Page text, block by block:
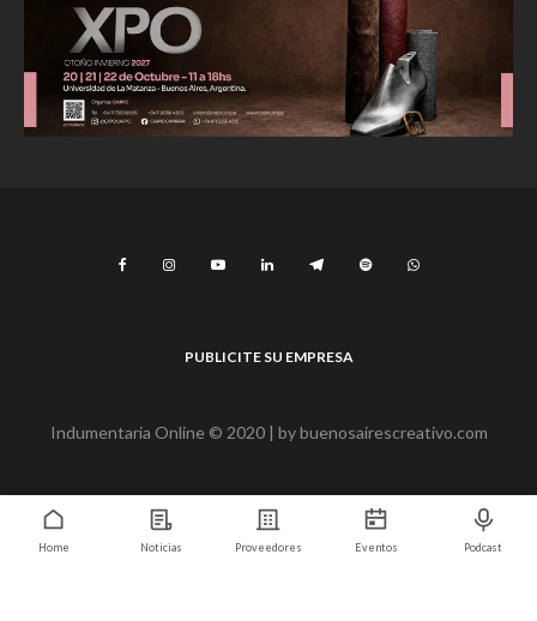
PUBLICITE SU EMPRESA
Indumentaria Online © 2020 | bybuenosairescreativo.com
Home Noticias Proveedores Eventos Podcast